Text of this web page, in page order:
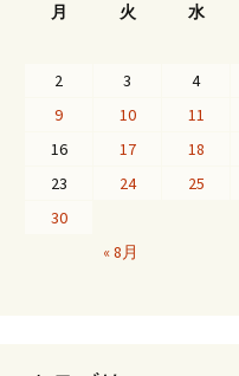
ナ
ビ
ゲ
月
火 水
2
3 4
9
10 11
16
17 18
23
24 25
30
« 8月